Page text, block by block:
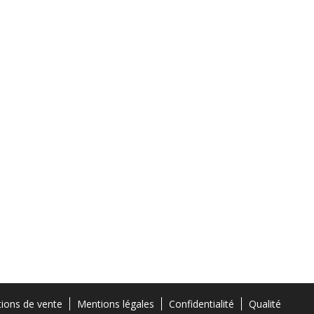
de vente Mentions légales Confidentialité
Qualité